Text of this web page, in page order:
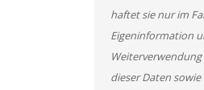
haftet sie nur im
Eigeninformation
dieser Daten